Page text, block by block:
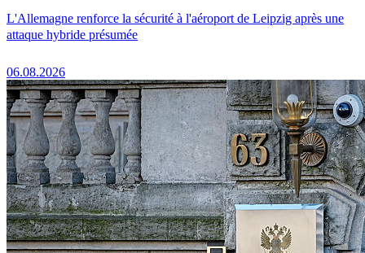
L'Allemagne renforce la sécurité à l'aéroport de Leipzig après une
attaque hybride présumée
06.08.2026